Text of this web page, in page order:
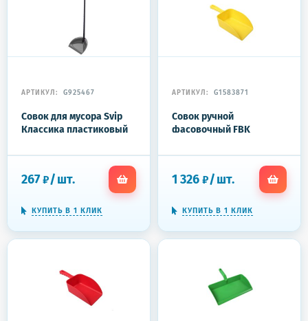
АРТИКУЛ: G925467
Совок для мусора Svip
Классика пластиковый
24 см, длина ручки 80 см)
267 ₽/шт.
КУПИТЬ В 1 КЛИК
АРТИКУЛ: G1583871
Совок ручной
фасовочный FBK
Р750г) желтый 15106-4
1 326 ₽/шт.
КУПИТЬ В 1 КЛИК